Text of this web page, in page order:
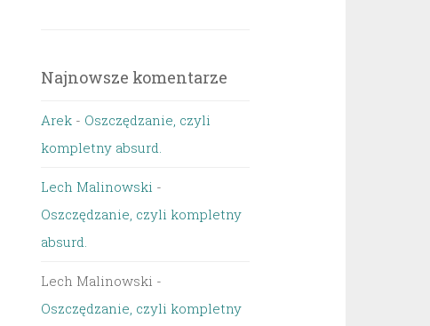
Najnowsze komentarze
Arek - Oszczędzanie, czyli
kompletny absurd.
Lech Malinowski -
Oszczędzanie, czyli kompletny
absurd.
Lech Malinowski -
Oszczędzanie, czyli kompletny